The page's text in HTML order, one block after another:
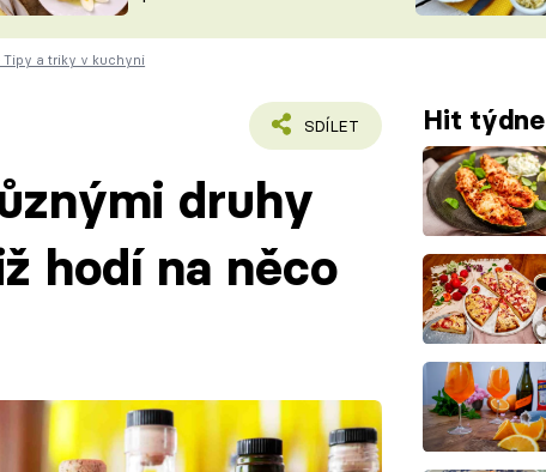
VYCHYTÁVKY
ŠÉFREDAKTORKY
ČASOPIS
Tipy a triky v kuchyni
SDÍLET Hit týdne
druhy
hodí na něco